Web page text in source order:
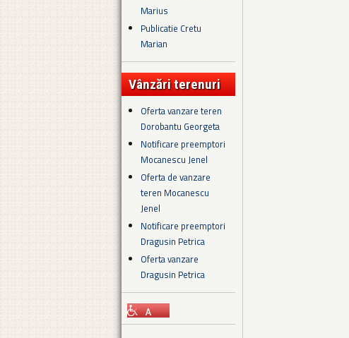
Marius
Publicatie Cretu
Marian
Vânzări terenuri
Oferta vanzare teren
Dorobantu Georgeta
Notificare preemptori
Mocanescu Jenel
Oferta de vanzare
teren Mocanescu
Jenel
Notificare preemptori
Dragusin Petrica
Oferta vanzare
Dragusin Petrica